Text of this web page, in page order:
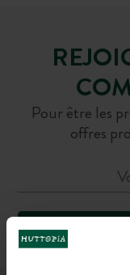
Pour être les
offres